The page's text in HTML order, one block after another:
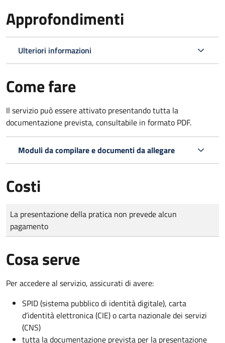
Approfondimenti
Ulteriori informazioni
Come fare
Il servizio può essere attivato presentando tutta la
documentazione prevista, consultabile in formato PDF.
Moduli da compilare e documenti da allegare
Costi
Tipo di pagamento
Importo
La presentazione della pratica non prevede alcun
pagamento
Cosa serve
Per accedere al servizio, assicurati di avere:
SPID (sistema pubblico di identità digitale), carta
d’identità elettronica (CIE) o carta nazionale dei servizi
(CNS)
tutta la documentazione prevista per la presentazione